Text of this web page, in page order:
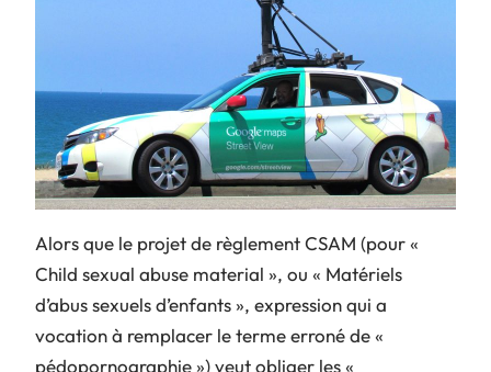
Alors que le projet de règlement CSAM (pour «
Child sexual abuse material », ou « Matériels
d’abus sexuels d’enfants », expression qui a
vocation à remplacer le terme erroné de «
pédopornographie ») veut obliger les «